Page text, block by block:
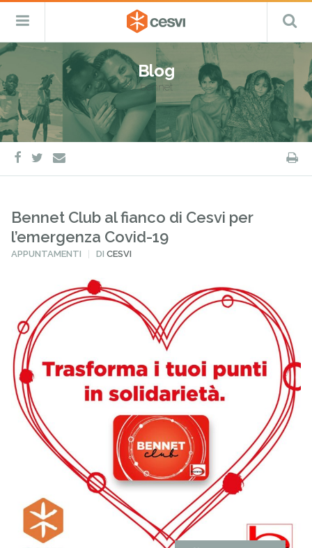
Salta
al
contenuto
CESVI
Fondazione
–
ETS
Cooperazione,
Emergenza
e
Sviluppo
Menu
Blog
bennet
facebook
twitter
e-
mail
Bennet Club al fianco di Cesvi per
l’emergenza Covid-19
PUBBLICATO
APPUNTAMENTI DICESVI